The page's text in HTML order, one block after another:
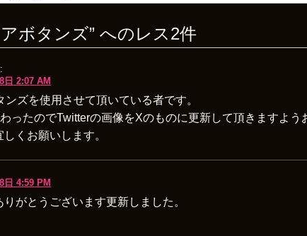
ボタンズ” へのレス2件
日 2:07 AM
ンズを使用させて頂いている者です。
ったのでTwitterの画像をXのものに更新して頂きますよう
くお願いします。
日 4:59 PM
がとうございます更新しました。